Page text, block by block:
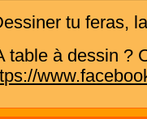
tu feras,
table à dessin ?